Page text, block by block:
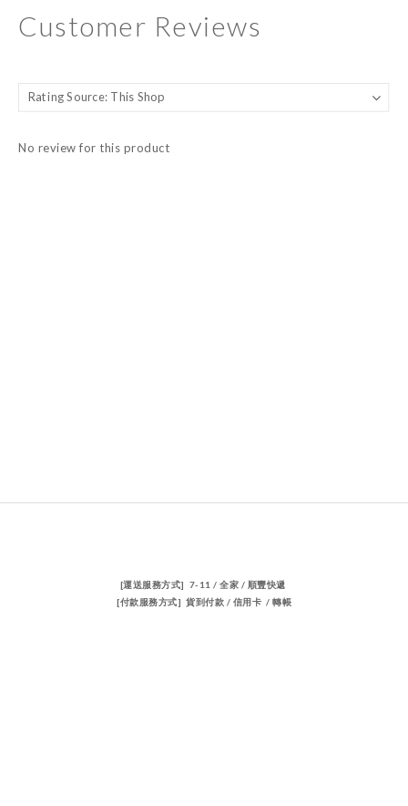
Customer Reviews
No review for this product
[運送服務方式] 7-11 / 全家 / 順豐快遞
[付款服務方式] 貨到付款 / 信用卡 / 轉帳